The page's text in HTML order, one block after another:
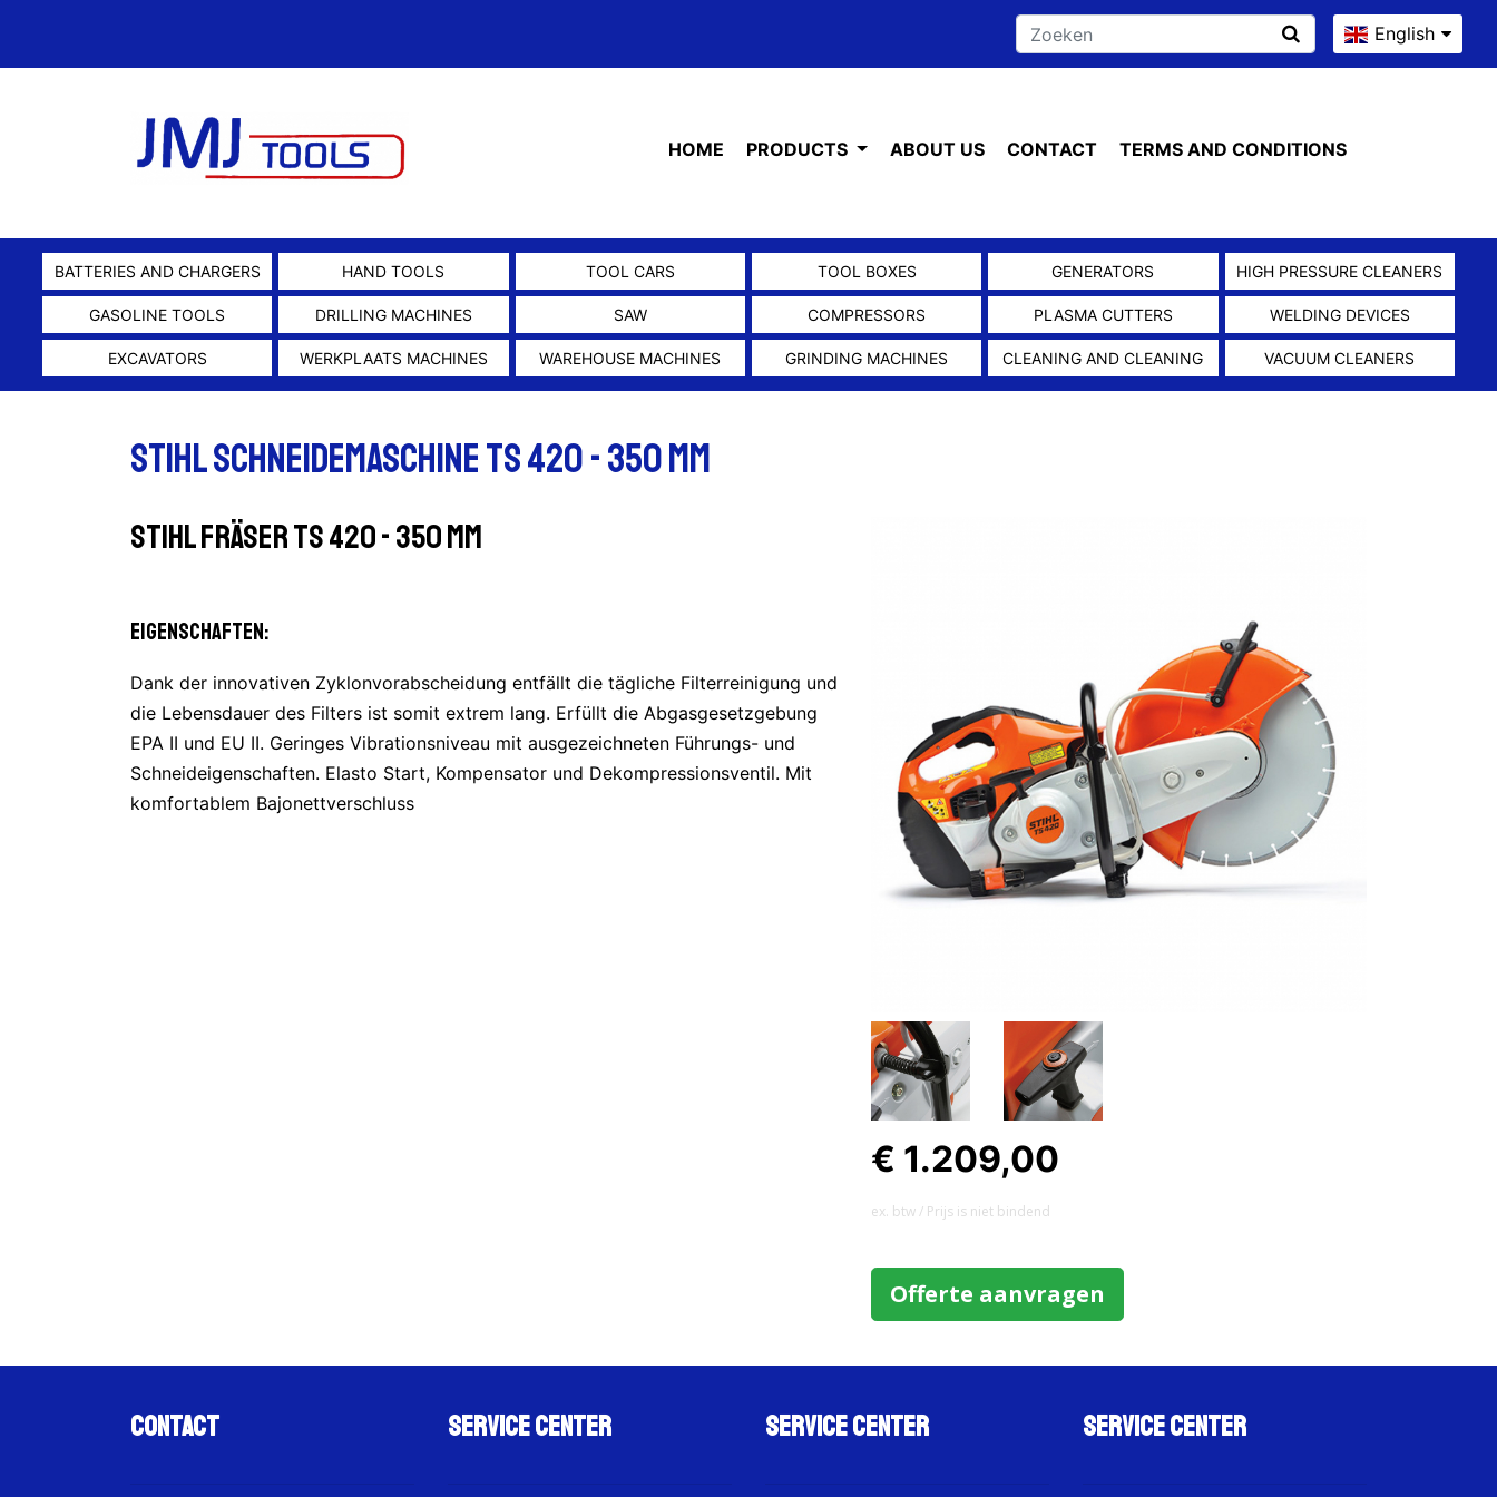
English
HOME PRODUCTS ABOUT US CONTACT TERMS AND CONDITIONS
BATTERIES AND CHARGERS HAND TOOLS TOOL CARS TOOL BOXES GENERATORS HIGH PRESSURE CLEANERS
GASOLINE TOOLS DRILLING MACHINES SAW COMPRESSORS PLASMA CUTTERS WELDING DEVICES
EXCAVATORS WERKPLAATS MACHINES WAREHOUSE MACHINES GRINDING MACHINES CLEANING AND CLEANING VACUUM CLEANERS
Stihl Schneidemaschine TS 420 - 350 mm
€ 1.209,00
ex. btw / Prijs is niet bindend
Offerte aanvragen
Stihl Fräser TS 420 - 350 mm
Eigenschaften:
Dank der innovativen Zyklonvorabscheidung entfällt die tägliche Filterreinigung und
die Lebensdauer des Filters ist somit extrem lang. Erfüllt die Abgasgesetzgebung
EPA II und EU II. Geringes Vibrationsniveau mit ausgezeichneten Führungs- und
Schneideigenschaften. Elasto Start, Kompensator und Dekompressionsventil. Mit
komfortablem Bajonettverschluss
Contact Service Center Service Center Service Center